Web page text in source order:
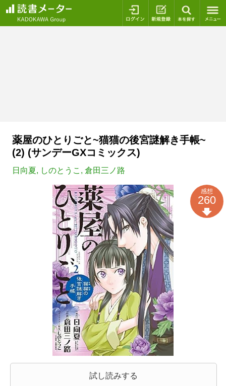
ログイン 新規登録
薬屋のひとりごと~猫猫の後宮謎解き手帳~
(2) (サンデーGXコミックス)
日向夏, しのとうこ , 倉田三ノ路
試し読みする
感想
260